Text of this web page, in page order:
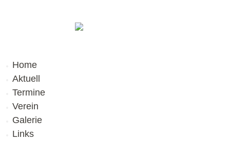
Home
Aktuell
Termine
Verein
Galerie
Links